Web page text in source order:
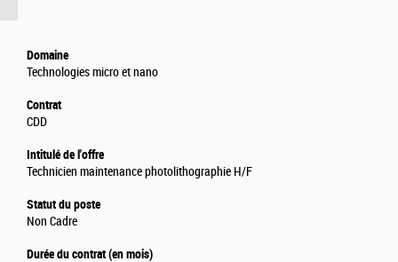
Domaine
Technologies micro et nano
Contrat
CDD
Intitulé de l'offre
Technicien maintenance photolithographie H/F
Statut du poste
Non Cadre
Durée du contrat (en mois)